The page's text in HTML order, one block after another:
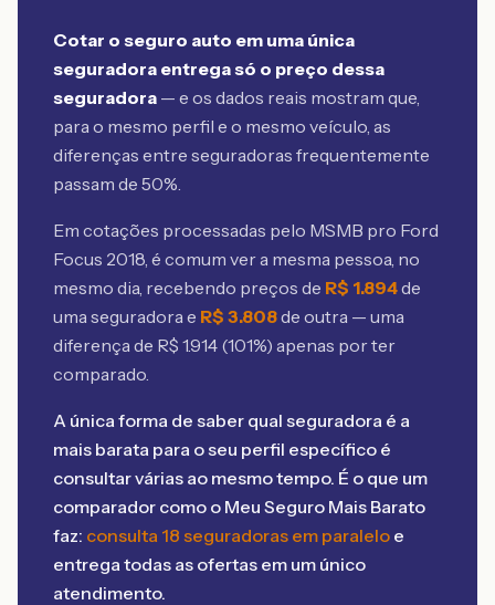
Cotar o seguro auto em uma única
seguradora entrega só o preço dessa
seguradora — e os dados reais mostram que,
para o mesmo perfil e o mesmo veículo, as
diferenças entre seguradoras frequentemente
passam de 50%.
Em cotações processadas pelo MSMB pro Ford
Focus 2018, é comum ver a mesma pessoa, no
mesmo dia, recebendo preços de R$ 1.894de
uma seguradora e R$ 3.808de outra — uma
diferença de R$ 1.914 (101%) apenas por ter
comparado.
A única forma de saber qual seguradora é a
mais barata para o seu perfil específico é
consultar várias ao mesmo tempo. É o que um
comparador como o Meu Seguro Mais Barato
faz: consulta 18 seguradoras em paralelo e
entrega todas as ofertas em um único
atendimento.